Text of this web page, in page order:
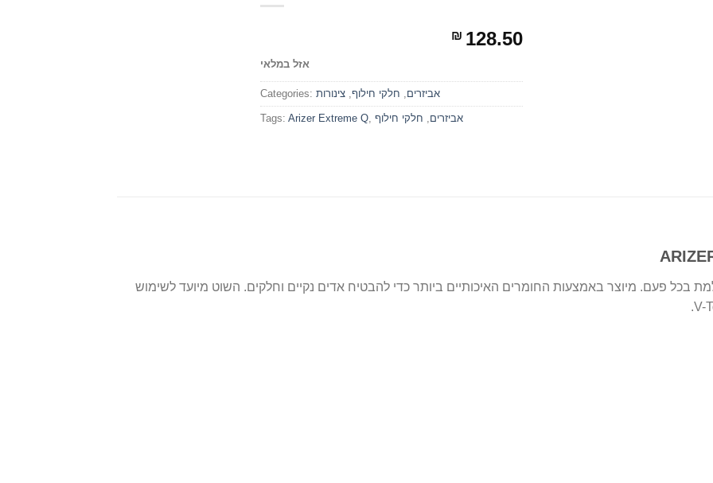
₪ 128.50
אזל במלאי
Categories: אביזרים חלקי חילוף צינורות
Tags: Arizer Extreme Q אביזרים חלקי חילוף
בכל פעם. מיוצר באמצעות החומרים האיכותיים ביותר כדי להבטיח אדים נקיים וחלקים. השוט מיועד לשימוש